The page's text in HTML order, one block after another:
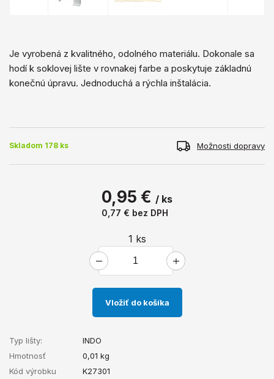
Je vyrobená z kvalitného, ​​odolného materiálu. Dokonale sa
hodí k soklovej lište v rovnakej farbe a poskytuje základnú
konečnú úpravu. Jednoduchá a rýchla inštalácia.
Skladom 178 ks Možnosti dopravy
0,95 € / ks
0,77 € bez DPH
1 ks
Vložiť do košíka
Typ lišty:
INDO
Hmotnosť
0,01 kg
Kód výrobku
K27301